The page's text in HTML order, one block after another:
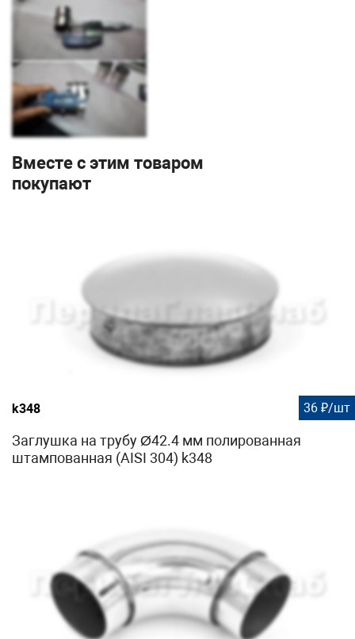
Вместе с этим товаром
покупают
k348 36 ₽/шт
Заглушка на трубу Ø42.4 мм полированная
штампованная (AISI 304) k348